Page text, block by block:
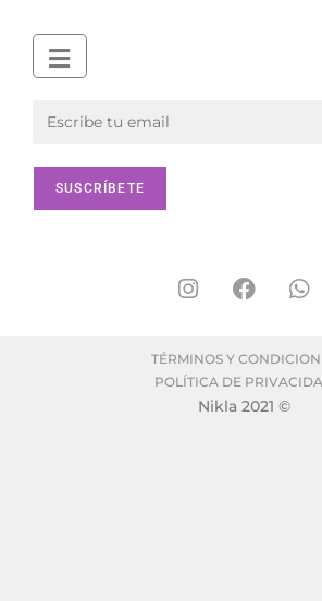
TÉRMINOS Y
POLÍTICA DE
Nikla 2021 ©